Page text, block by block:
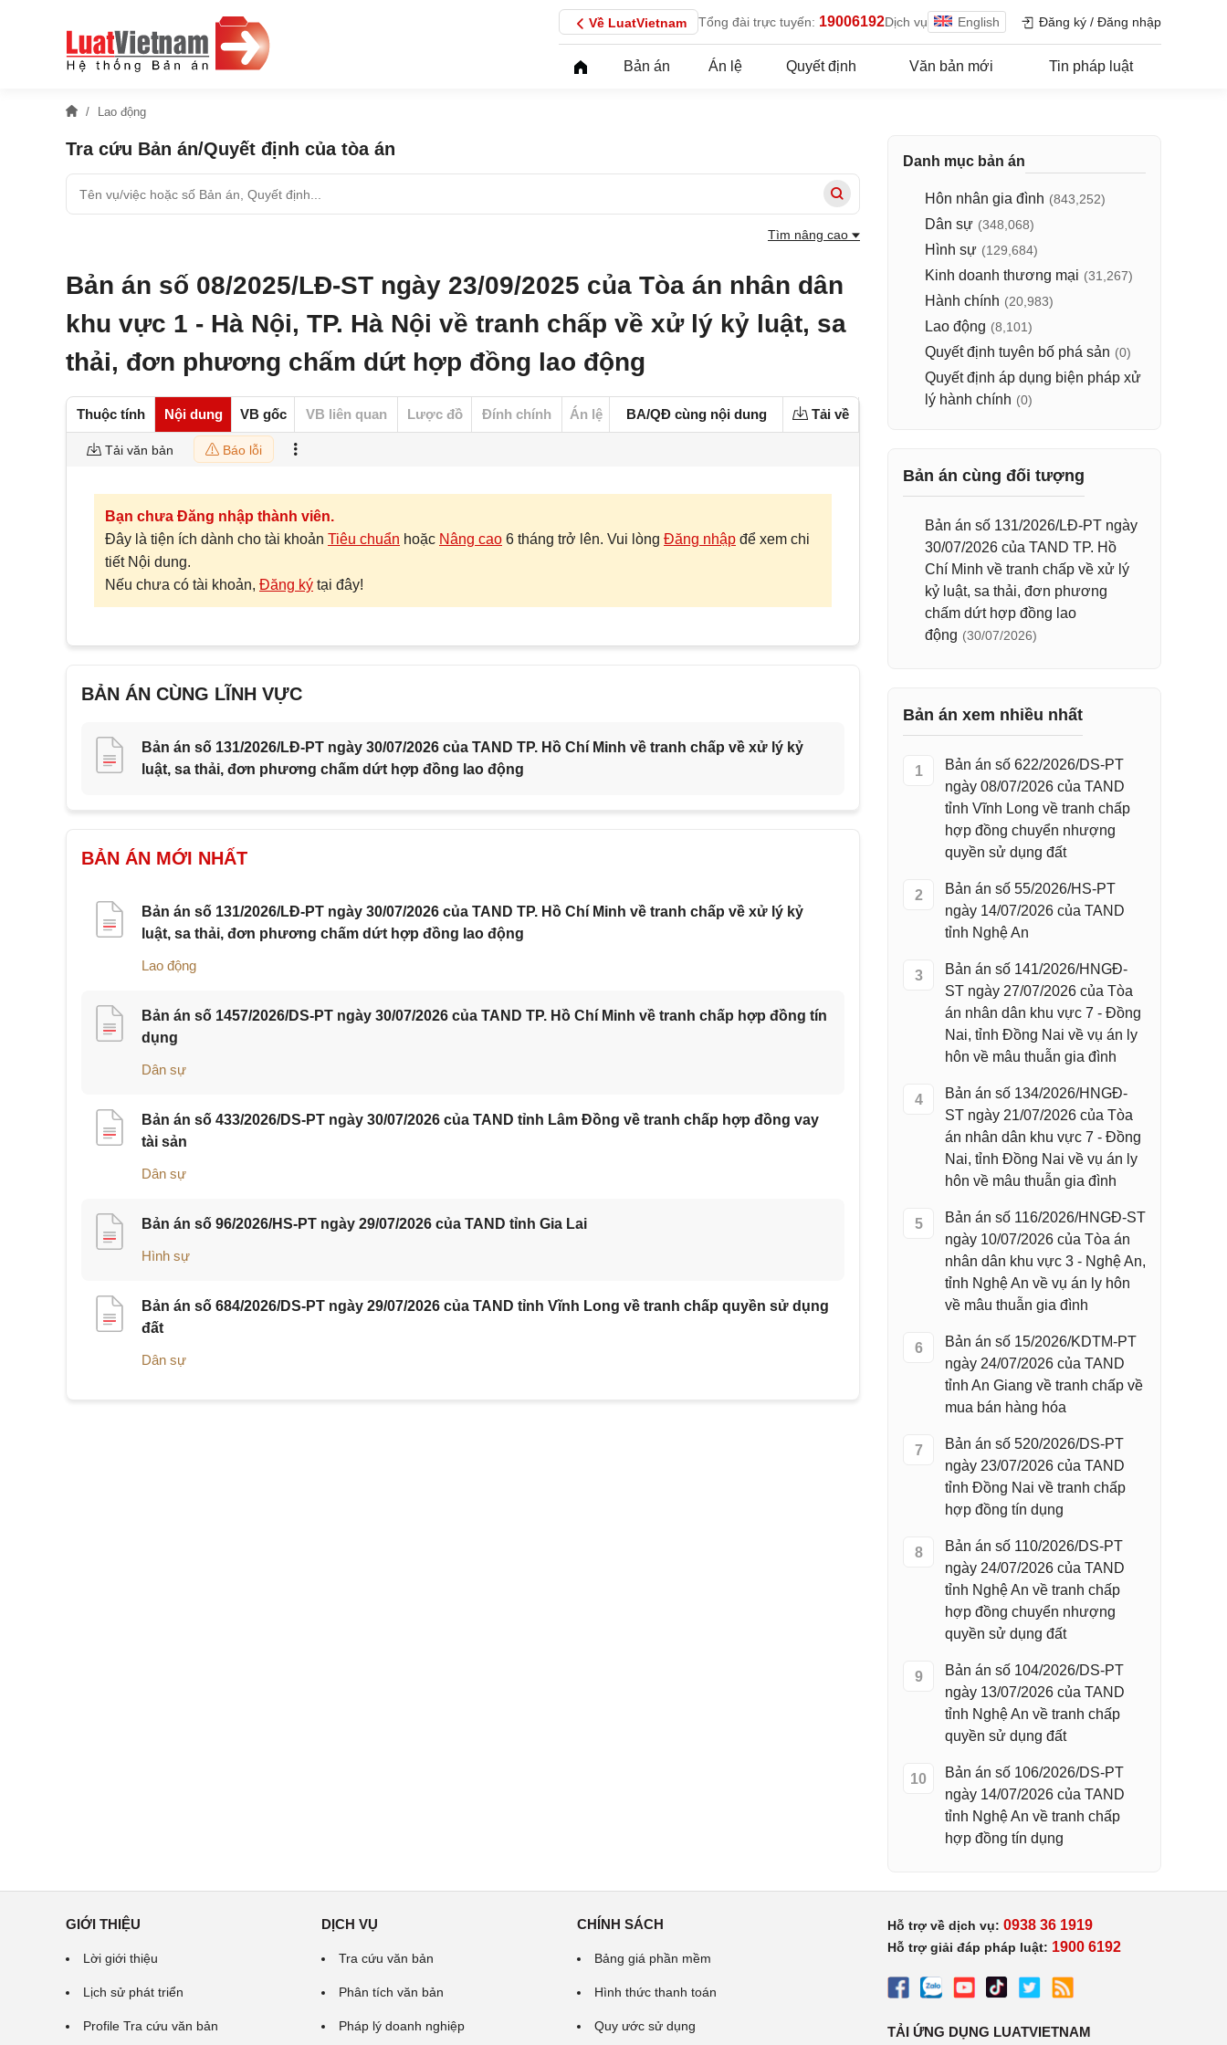
Về LuatVietnam Tổng đài trực tuyến: 19006192Dịch vụ English Đăng ký / Đăng nhập
Bản án Án lệ Quyết định Văn bản mới Tin pháp luật
Lao động
Tra cứu Bản án/Quyết định của tòa án
Tìm nâng cao
Bản án số 08/2025/LĐ-ST ngày 23/09/2025 của Tòa án nhân dân
khu vực 1 - Hà Nội, TP. Hà Nội về tranh chấp về xử lý kỷ luật, sa
thải, đơn phương chấm dứt hợp đồng lao động
Thuộc tính Nội dung VB gốc VB liên quan Lược đồ Đính chính Án lệ BA/QĐ cùng nội dung Tải về
Tải văn bản Báo lỗi
Bạn chưa Đăng nhập thành viên.
Đây là tiện ích dành cho tài khoản Tiêu chuẩn hoặc Nâng cao 6 tháng trở lên. Vui lòng Đăng nhập để xem chi
tiết Nội dung.
Nếu chưa có tài khoản, Đăng ký tại đây!
BẢN ÁN CÙNG LĨNH VỰC
Bản án số 131/2026/LĐ-PT ngày 30/07/2026 của TAND TP. Hồ Chí Minh về tranh chấp về xử lý kỷ
luật, sa thải, đơn phương chấm dứt hợp đồng lao động
BẢN ÁN MỚI NHẤT
Bản án số 131/2026/LĐ-PT ngày 30/07/2026 của TAND TP. Hồ Chí Minh về tranh chấp về xử lý kỷ
luật, sa thải, đơn phương chấm dứt hợp đồng lao động
Lao động
Bản án số 1457/2026/DS-PT ngày 30/07/2026 của TAND TP. Hồ Chí Minh về tranh chấp hợp đồng tín
dụng
Dân sự
Bản án số 433/2026/DS-PT ngày 30/07/2026 của TAND tỉnh Lâm Đồng về tranh chấp hợp đồng vay
tài sản
Dân sự
Bản án số 96/2026/HS-PT ngày 29/07/2026 của TAND tỉnh Gia Lai
Hình sự
Bản án số 684/2026/DS-PT ngày 29/07/2026 của TAND tỉnh Vĩnh Long về tranh chấp quyền sử dụng
đất
Dân sự
Danh mục bản án
Hôn nhân gia đình (843,252)
Dân sự (348,068)
Hình sự (129,684)
Kinh doanh thương mại (31,267)
Hành chính (20,983)
Lao động (8,101)
Quyết định tuyên bố phá sản (0)
Quyết định áp dụng biện pháp xử
lý hành chính (0)
Bản án cùng đối tượng
Bản án số 131/2026/LĐ-PT ngày
30/07/2026 của TAND TP. Hồ
Chí Minh về tranh chấp về xử lý
kỷ luật, sa thải, đơn phương
chấm dứt hợp đồng lao
động (30/07/2026)
Bản án xem nhiều nhất
1
Bản án số 622/2026/DS-PT
ngày 08/07/2026 của TAND
tỉnh Vĩnh Long về tranh chấp
hợp đồng chuyển nhượng
quyền sử dụng đất
2
Bản án số 55/2026/HS-PT
ngày 14/07/2026 của TAND
tỉnh Nghệ An
3
Bản án số 141/2026/HNGĐ-
ST ngày 27/07/2026 của Tòa
án nhân dân khu vực 7 - Đồng
Nai, tỉnh Đồng Nai về vụ án ly
hôn về mâu thuẫn gia đình
4
Bản án số 134/2026/HNGĐ-
ST ngày 21/07/2026 của Tòa
án nhân dân khu vực 7 - Đồng
Nai, tỉnh Đồng Nai về vụ án ly
hôn về mâu thuẫn gia đình
5
Bản án số 116/2026/HNGĐ-ST
ngày 10/07/2026 của Tòa án
nhân dân khu vực 3 - Nghệ An,
tỉnh Nghệ An về vụ án ly hôn
về mâu thuẫn gia đình
6
Bản án số 15/2026/KDTM-PT
ngày 24/07/2026 của TAND
tỉnh An Giang về tranh chấp về
mua bán hàng hóa
7
Bản án số 520/2026/DS-PT
ngày 23/07/2026 của TAND
tỉnh Đồng Nai về tranh chấp
hợp đồng tín dụng
8
Bản án số 110/2026/DS-PT
ngày 24/07/2026 của TAND
tỉnh Nghệ An về tranh chấp
hợp đồng chuyển nhượng
quyền sử dụng đất
9
Bản án số 104/2026/DS-PT
ngày 13/07/2026 của TAND
tỉnh Nghệ An về tranh chấp
quyền sử dụng đất
10
Bản án số 106/2026/DS-PT
ngày 14/07/2026 của TAND
tỉnh Nghệ An về tranh chấp
hợp đồng tín dụng
GIỚI THIỆU
Lời giới thiệu
Lịch sử phát triển
Profile Tra cứu văn bản
DỊCH VỤ
Tra cứu văn bản
Phân tích văn bản
Pháp lý doanh nghiệp
CHÍNH SÁCH
Bảng giá phần mềm
Hình thức thanh toán
Quy ước sử dụng
Hỗ trợ về dịch vụ: 0938 36 1919
Hỗ trợ giải đáp pháp luật: 1900 6192
TẢI ỨNG DỤNG LUATVIETNAM